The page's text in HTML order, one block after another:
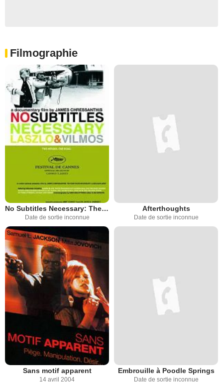
Filmographie
No Subtitles Necessary: The Story of Laszlo and Vilmos
Date de sortie inconnue
Afterthoughts
Date de sortie inconnue
Sans motif apparent
14 avril 2004
Embrouille à Poodle Springs
Date de sortie inconnue